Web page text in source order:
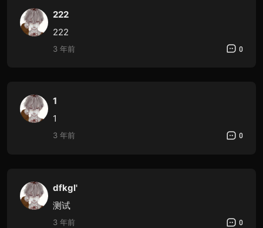
222
222
3 年前 0
1
1
3 年前 0
dfkgl'
测试
3 年前 0